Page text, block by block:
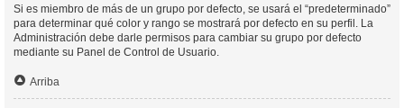
Si es miembro de más de un grupo por defecto, se usará el “predeterminado”
para determinar qué color y rango se mostrará por defecto en su perfil. La
Administración debe darle permisos para cambiar su grupo por defecto
mediante su Panel de Control de Usuario.
Arriba